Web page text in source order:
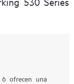
ofrecen una